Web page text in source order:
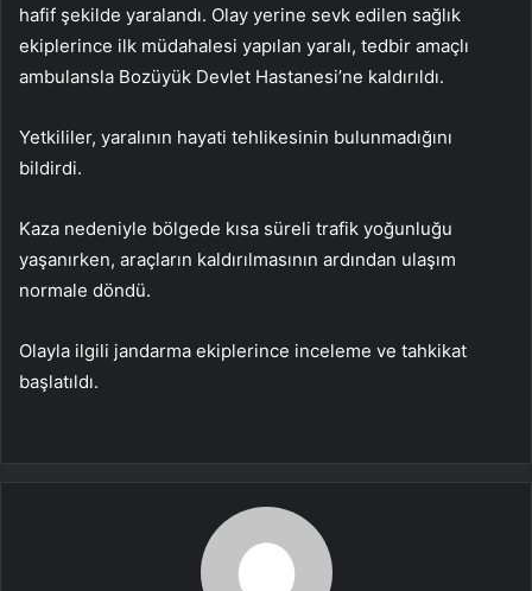
hafif şekilde yaralandı. Olay yerine sevk edilen sağlık
ekiplerince ilk müdahalesi yapılan yaralı, tedbir amaçlı
ambulansla Bozüyük Devlet Hastanesi’ne kaldırıldı.
Yetkililer, yaralının hayati tehlikesinin bulunmadığını
bildirdi.
Kaza nedeniyle bölgede kısa süreli trafik yoğunluğu
yaşanırken, araçların kaldırılmasının ardından ulaşım
normale döndü.
Olayla ilgili jandarma ekiplerince inceleme ve tahkikat
başlatıldı.